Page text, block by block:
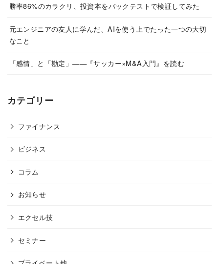
勝率86%のカラクリ、投資本をバックテストで検証してみた
元エンジニアの友人に学んだ、AIを使う上でたった一つの大切
なこと
「感情」と「勘定」——『サッカー×M&A入門』を読む
カテゴリー
ファイナンス
ビジネス
コラム
お知らせ
エクセル技
セミナー